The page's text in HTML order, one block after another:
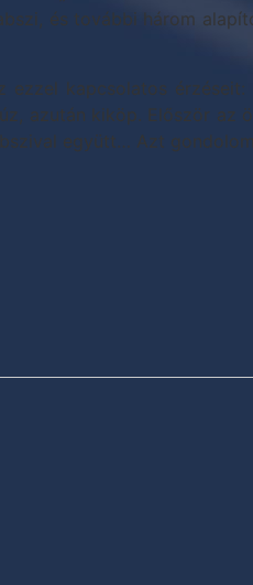
és további három
ezzel kapcsolatos
azután kiköp. Először
együtt… Azt